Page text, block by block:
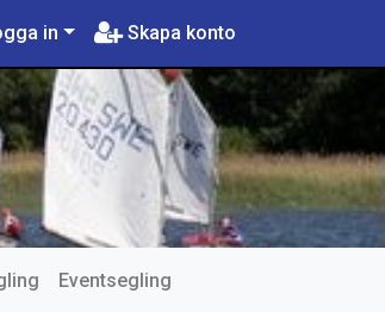
in Skapa konto
Eventsegling